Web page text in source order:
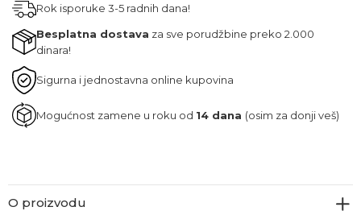
Rok isporuke 3-5 radnih dana!
Besplatna dostava za sve porudžbine preko 2.000
dinara!
Sigurna i jednostavna online kupovina
Mogućnost zamene u roku od 14 dana (osim za donji veš)
O proizvodu